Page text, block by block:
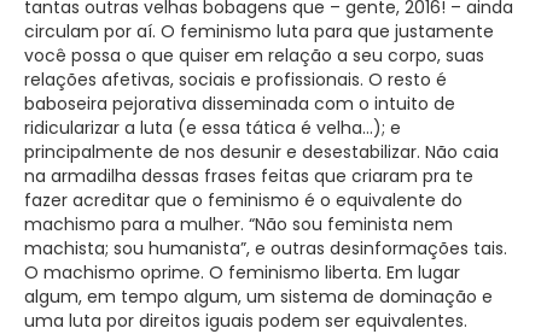
tantas outras velhas bobagens que – gente, 2016! – ainda
circulam por aí. O feminismo luta para que justamente
você possa o que quiser em relação a seu corpo, suas
relações afetivas, sociais e profissionais. O resto é
baboseira pejorativa disseminada com o intuito de
ridicularizar a luta (e essa tática é velha…); e
principalmente de nos desunir e desestabilizar. Não caia
na armadilha dessas frases feitas que criaram pra te
fazer acreditar que o feminismo é o equivalente do
machismo para a mulher. “Não sou feminista nem
machista; sou humanista”, e outras desinformações tais.
O machismo oprime. O feminismo liberta. Em lugar
algum, em tempo algum, um sistema de dominação e
uma luta por direitos iguais podem ser equivalentes.